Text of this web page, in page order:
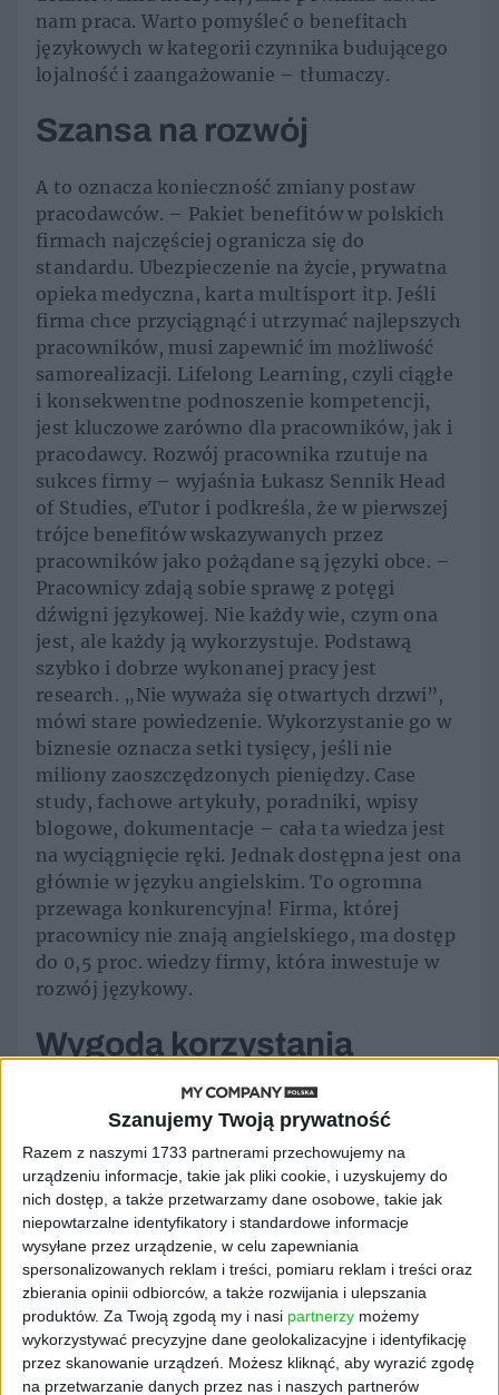
Szanujemy Twoją prywatność
Razem z naszymi 1733 partnerami przechowujemy na
urządzeniu informacje, takie jak pliki cookie, i uzyskujemy do
nich dostęp, a także przetwarzamy dane osobowe, takie jak
niepowtarzalne identyfikatory i standardowe informacje
wysyłane przez urządzenie, w celu zapewniania
spersonalizowanych reklam i treści, pomiaru reklam i treści oraz
zbierania opinii odbiorców, a także rozwijania i ulepszania
produktów. Za Twoją zgodą my i nasi partnerzy możemy
wykorzystywać precyzyjne dane geolokalizacyjne i identyfikację
przez skanowanie urządzeń. Możesz kliknąć, aby wyrazić zgodę
na przetwarzanie danych przez nas i naszych partnerów
nam praca. Warto pomyśleć o benefitach
językowych w kategorii czynnika budującego
lojalność i zaangażowanie – tłumaczy.
Szansa na rozwój
A to oznacza konieczność zmiany postaw
pracodawców. – Pakiet benefitów w polskich
firmach najczęściej ogranicza się do
standardu. Ubezpieczenie na życie, prywatna
opieka medyczna, karta multisport itp. Jeśli
firma chce przyciągnąć i utrzymać najlepszych
pracowników, musi zapewnić im możliwość
samorealizacji. Lifelong Learning, czyli ciągłe
i konsekwentne podnoszenie kompetencji,
jest kluczowe zarówno dla pracowników, jak i
pracodawcy. Rozwój pracownika rzutuje na
sukces firmy – wyjaśnia Łukasz Sennik Head
of Studies, eTutor i podkreśla, że w pierwszej
trójce benefitów wskazywanych przez
pracowników jako pożądane są języki obce. –
Pracownicy zdają sobie sprawę z potęgi
dźwigni językowej. Nie każdy wie, czym ona
jest, ale każdy ją wykorzystuje. Podstawą
szybko i dobrze wykonanej pracy jest
research. „Nie wyważa się otwartych drzwi”,
mówi stare powiedzenie. Wykorzystanie go w
biznesie oznacza setki tysięcy, jeśli nie
miliony zaoszczędzonych pieniędzy. Case
study, fachowe artykuły, poradniki, wpisy
blogowe, dokumentacje – cała ta wiedza jest
na wyciągnięcie ręki. Jednak dostępna jest ona
głównie w języku angielskim. To ogromna
przewaga konkurencyjna! Firma, której
pracownicy nie znają angielskiego, ma dostęp
do 0,5 proc. wiedzy firmy, która inwestuje w
rozwój językowy.
Wygoda korzystania
Są jednak firmy, które doskonale zdają sobie z
tego sprawę. – Choć wydaje się, że angielski
znają wszyscy, to każdy z nas zna go na
różnym poziomie, a coraz mocniej przydaje
się w naszej branży choćby do śledzenia
najnowszych doniesień np. ze świata nauki
czy tropienia fake newsów – przekonuje Anna
Kostrzewa, manager ds. rozwoju pracowników
w Wirtualna Polska Media, w firmie, która w
ofercie eTutor gwarantuje naukę angielskiego
i niemieckiego. Języki to benefit nie tylko dla